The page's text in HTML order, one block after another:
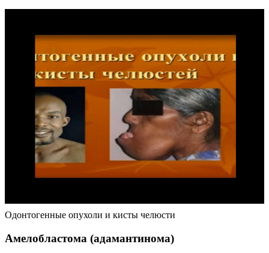
Одонтогенные опухоли и кисты челюсти
Амелобластома (адамантинома)